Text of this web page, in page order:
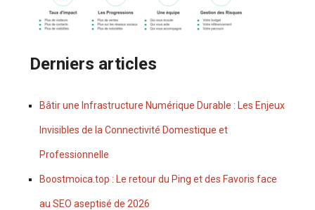
Derniers articles
Bâtir une Infrastructure Numérique Durable : Les Enjeux
Invisibles de la Connectivité Domestique et
Professionnelle
Boostmoica.top : Le retour du Ping et des Favoris face
au SEO aseptisé de 2026